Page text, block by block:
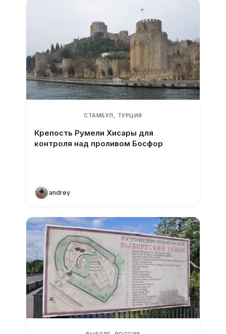
СТАМБУЛ, ТУРЦИЯ
Крепость Румели Хисары для
контроля над проливом Босфор
andrey